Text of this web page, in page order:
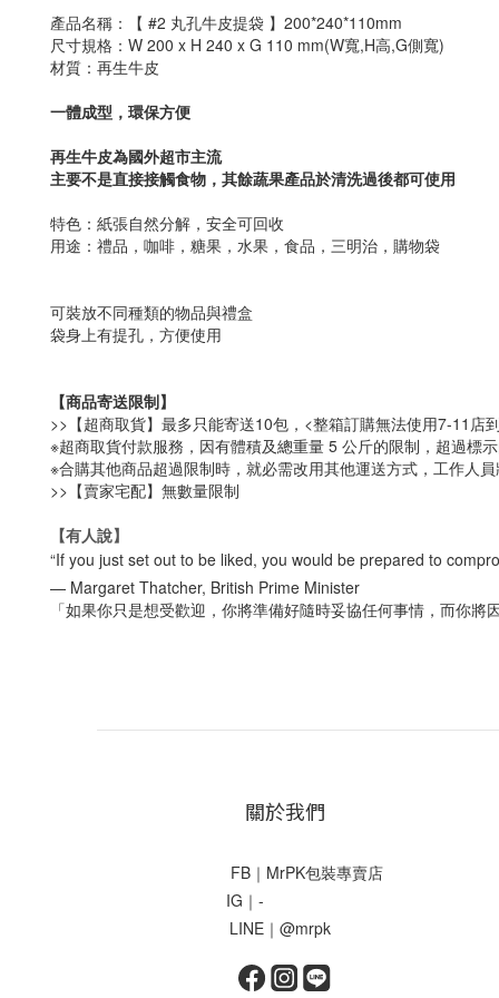
產品名稱：【 #2 丸孔牛皮提袋 】200*240*110mm
尺寸規格：W 200 x H 240 x G 110 mm(W寬,H高,G側寬)
材質：再生牛皮
一體成型，環保方便
再生牛皮為國外超市主流
主要不是直接接觸食物，其餘蔬果產品於清洗過後都可使用
特色：紙張自然分解，安全可回收
用途：禮品，咖啡，糖果，水果，食品，三明治，購物袋
可裝放不同種類的物品與禮盒
袋身上有提孔，方便使用
【商品寄送限制】
>>【超商取貨】最多只能寄送10包，<整箱訂購無法使用7-11店
※超商取貨付款服務，因有體積及總重量 5 公斤的限制，超過標
※合購其他商品超過限制時，就必需改用其他運送方式，工作人
>>【賣家宅配】無數量限制
【有人說】
“If you just set out to be liked, you would be prepared to
— Margaret Thatcher, British Prime Minister
「如果你只是想受歡迎，你將準備好隨時妥協任何事情，而你
關於我們
FB｜MrPK包裝專賣店
IG｜-
LINE｜@mrpk